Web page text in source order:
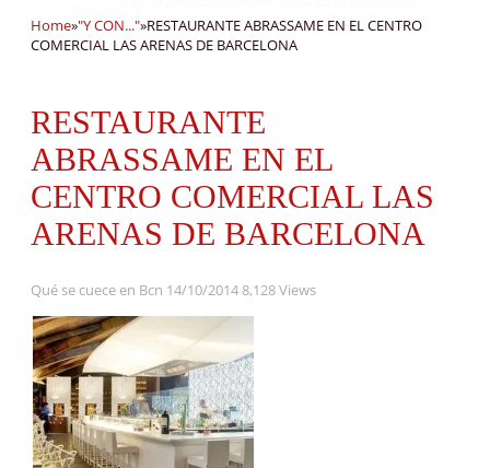
Home»"Y CON..."»RESTAURANTE ABRASSAME EN EL CENTRO
COMERCIAL LAS ARENAS DE BARCELONA
RESTAURANTE
ABRASSAME EN EL
CENTRO COMERCIAL LAS
ARENAS DE BARCELONA
Qué se cuece en Bcn 14/10/20148,128 Views